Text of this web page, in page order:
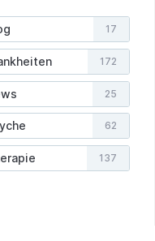
17
172
25
62
137